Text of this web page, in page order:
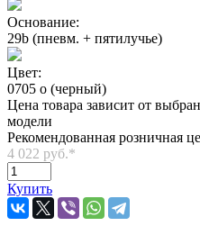
Основание:
29b (пневм. + пятилучье)
Цвет:
0705 o (черный)
Цена товара зависит от
модели
Рекомендованная розничная
4 022 руб.*
Купить